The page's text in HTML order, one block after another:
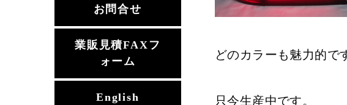
どのカラーも魅力的で
只今生産中です。
お問合せ
業販見積FAXフ
ォーム
English